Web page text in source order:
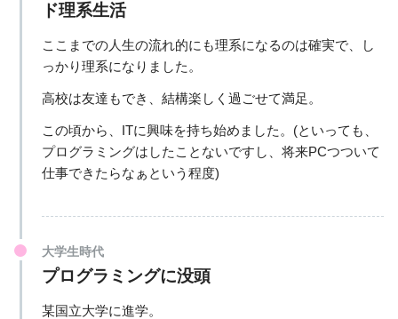
ド理系生活
ここまでの人生の流れ的にも理系になるのは確実で、し
っかり理系になりました。
高校は友達もでき、結構楽しく過ごせて満足。
この頃から、ITに興味を持ち始めました。(といっても、
プログラミングはしたことないですし、将来PCつついて
仕事できたらなぁという程度)
大学生時代
プログラミングに没頭
某国立大学に進学。